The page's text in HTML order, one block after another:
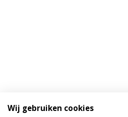
Wij gebruiken cookies